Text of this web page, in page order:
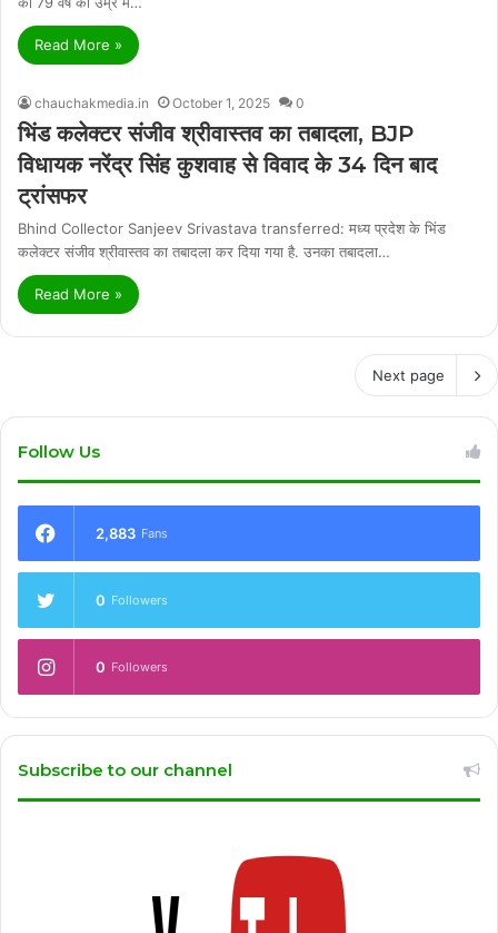
Read More »
chauchakmedia.in October 1, 2025 0
भिंड कलेक्टर संजीव श्रीवास्तव का तबादला, BJP
विधायक नरेंद्र सिंह कुशवाह से विवाद के 34 दिन बाद
ट्रांसफर
Bhind Collector Sanjeev Srivastava transferred: मध्य प्रदेश के भिंड
कलेक्टर संजीव श्रीवास्तव का तबादला कर दिया गया है. उनका तबादला…
Read More »
Next page
Follow Us
2,883 Fans
0 Followers
0 Followers
Subscribe to our channel